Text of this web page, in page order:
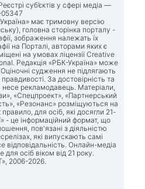
суб’єктів у сфері медіа —
має тримовну версію
головна сторінка порталу -
зображення належать їх
на Порталі, авторами яких є
на умовах ліцензії Creative
Редакція «РБК-Україна» може
судження не підлягають
За достовірність та
несе рекламодавець. Матеріали,
«Спецпроект», «Партнерський
«Резонанс» розміщуються на
для осіб, які досягли 21-
- це інформаційний формат, що
пов'язані з діяльністю
які випускають самі
відповідальність. Онлайн-медіа
осіб віком від 21 року.
2006-2026.